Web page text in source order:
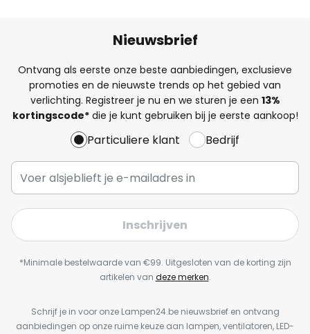
Nieuwsbrief
Ontvang als eerste onze beste aanbiedingen, exclusieve
promoties en de nieuwste trends op het gebied van
verlichting. Registreer je nu en we sturen je een 13%
kortingscode*die je kunt gebruiken bij je eerste aankoop!
Particuliere klant Bedrijf
Inschrijven
*Minimale bestelwaarde van €99. Uitgesloten van de korting zijn
artikelen van deze merken.
Schrijf je in voor onze Lampen24.be nieuwsbrief en ontvang
aanbiedingen op onze ruime keuze aan lampen, ventilatoren, LED-